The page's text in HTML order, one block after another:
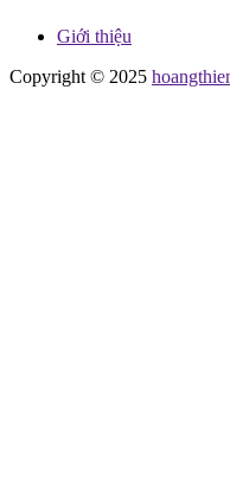
Giới thiệu
Copyright © 2025